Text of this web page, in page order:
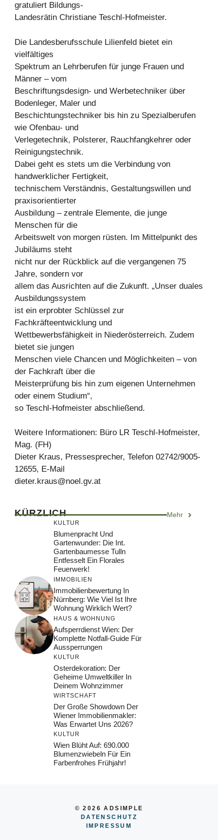
gratuliert Bildungs-
Landesrätin Christiane Teschl-Hofmeister.
Die Landesberufsschule Lilienfeld bietet ein
vielfältiges
Spektrum an Lehrberufen für junge Frauen und
Männer – vom
Beschriftungsdesign- und Werbetechniker über
Bodenleger, Maler und
Beschichtungstechniker bis hin zu Spezialberufen
wie Ofenbau- und
Verlegetechnik, Polsterer, Rauchfangkehrer oder
Reinigungstechnik.
Dabei geht es stets um die Verbindung von
handwerklicher Fertigkeit,
technischem Verständnis, Gestaltungswillen und
praxisorientierter
Ausbildung – zentrale Elemente, die junge
Menschen für die
Arbeitswelt von morgen rüsten. Im Mittelpunkt des
Jubiläums steht
nicht nur der Rückblick auf die vergangenen 75
Jahre, sondern vor
allem das Ausrichten auf die Zukunft. „Unser duales
Ausbildungssystem
ist ein erprobter Schlüssel zur
Fachkräfteentwicklung und
Wettbewerbsfähigkeit in Niederösterreich. Zudem
bietet sie jungen
Menschen viele Chancen und Möglichkeiten – von
der Fachkraft über die
Meisterprüfung bis hin zum eigenen Unternehmen
oder einem Studium“,
so Teschl-Hofmeister abschließend.
Weitere Informationen: Büro LR Teschl-Hofmeister,
Mag. (FH)
Dieter Kraus, Pressesprecher, Telefon 02742/9005-
12655, E-Mail
dieter.kraus@noel.gv.at
KÜRZLICH Mehr
KULTUR
Blumenpracht Und
Gartenwunder: Die Int.
Gartenbaumesse Tulln
Entfesselt Ein Florales
Feuerwerk!
IMMOBILIEN
Immobilienbewertung In
Nürnberg: Wie Viel Ist Ihre
Wohnung Wirklich Wert?
HAUS & WOHNUNG
Aufsperrdienst Wien: Der
Komplette Notfall-Guide Für
Aussperrungen
KULTUR
Osterdekoration: Der
Geheime Umweltkiller In
Deinem Wohnzimmer
WIRTSCHAFT
Der Große Showdown Der
Wiener Immobilienmakler:
Was Erwartet Uns 2026?
KULTUR
Wien Blüht Auf: 690.000
Blumenzwiebeln Für Ein
Farbenfrohes Frühjahr!
© 2026 ADSIMPLE
DATENSCHUTZ
IMPRESSUM